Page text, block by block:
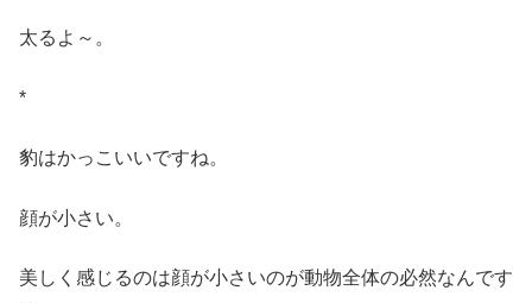
太るよ～。
*
豹はかっこいいですね。
顔が小さい。
美しく感じるのは顔が小さいのが動物全体の必然なんです